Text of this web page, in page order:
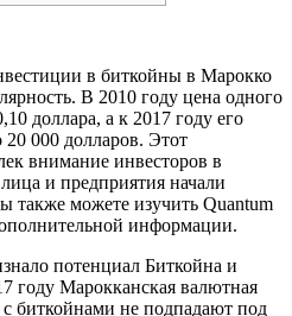
в биткойны в Марокко
В 2010 году цена одного
доллара, а к 2017 году его
000 долларов. Этот
внимание инвесторов в
и предприятия начали
также можете изучить Quantum
информации.
потенциал Биткойна и
году Марокканская валютная
с биткойнами не подпадают под